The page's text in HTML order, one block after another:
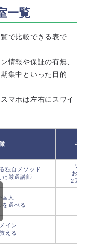
一覧
で比較できる表で
情報や保証の有無、
集中といった目的
マホは左右にスワイ
キ
独自メソッド
た厳選講師
9月
おた
2回
国人
を選べる
イン
える